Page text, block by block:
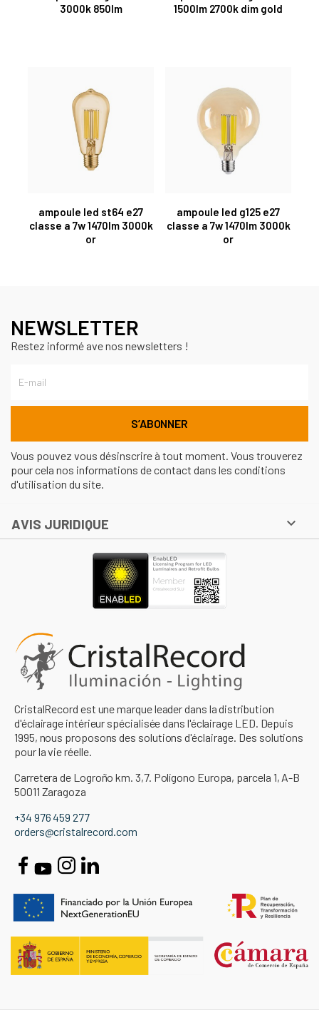
3000k 850lm
1500lm 2700k dim gold
ampoule led st64 e27
classe a 7w 1470lm 3000k
or
ampoule led g125 e27
classe a 7w 1470lm 3000k
or
NEWSLETTER
Restez informé ave nos newsletters !
Vous pouvez vous désinscrire à tout moment. Vous trouverez
pour cela nos informations de contact dans les conditions
d'utilisation du site.
AVIS JURIDIQUE 
CristalRecord est une marque leader dans la distribution
d'éclairage intérieur spécialisée dans l'éclairage LED. Depuis
1995, nous proposons des solutions d'éclairage. Des solutions
pour la vie réelle.
Carretera de Logroño km. 3,7. Polígono Europa, parcela 1, A-B
50011 Zaragoza
+34 976 459 277
orders@cristalrecord.com